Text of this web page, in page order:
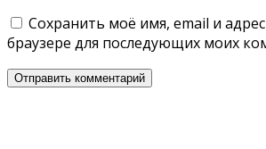
Сохранить моё имя, email и
браузере для последующих моих